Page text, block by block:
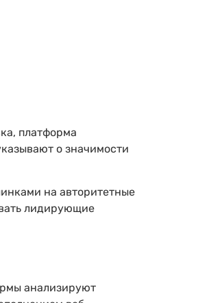
платформа
о значимости
на авторитетные
лидирующие
анализируют